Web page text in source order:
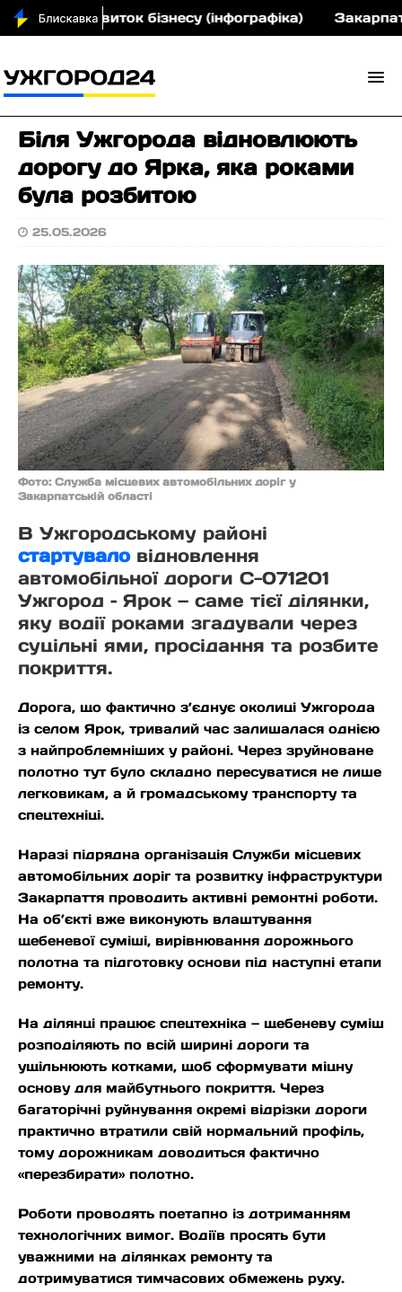
розвиток бізнесу (інфографіка)
Біля Ужгорода відновлюють
дорогу до Ярка, яка роками
була розбитою
25.05.2026
Фото: Служба місцевих автомобільних доріг у
Закарпатській області
В Ужгородському районі
стартуваловідновлення
автомобільної дороги С-071201
Ужгород – Ярок — саме тієї ділянки,
яку водії роками згадували через
суцільні ями, просідання та розбите
покриття.
Дорога, що фактично з’єднує околиці Ужгорода
із селом Ярок, тривалий час залишалася однією
з найпроблемніших у районі. Через зруйноване
полотно тут було складно пересуватися не лише
легковикам, а й громадському транспорту та
спецтехніці.
Наразі підрядна організація Служби місцевих
автомобільних доріг та розвитку інфраструктури
Закарпаття проводить активні ремонтні роботи.
На об’єкті вже виконують влаштування
щебеневої суміші, вирівнювання дорожнього
полотна та підготовку основи під наступні етапи
ремонту.
На ділянці працює спецтехніка — щебеневу суміш
розподіляють по всій ширині дороги та
ущільнюють котками, щоб сформувати міцну
основу для майбутнього покриття. Через
багаторічні руйнування окремі відрізки дороги
практично втратили свій нормальний профіль,
тому дорожникам доводиться фактично
«перезбирати» полотно.
Роботи проводять поетапно із дотриманням
технологічних вимог. Водіїв просять бути
уважними на ділянках ремонту та
дотримуватися тимчасових обмежень руху.